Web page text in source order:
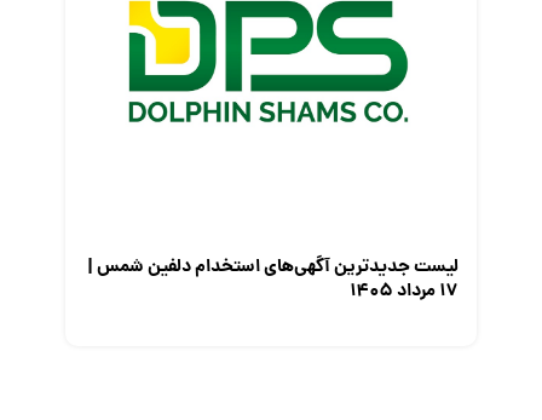
لیست جدیدترین آگهی‌های استخدام دلفین شمس |
۱۷ مرداد ۱۴۰۵